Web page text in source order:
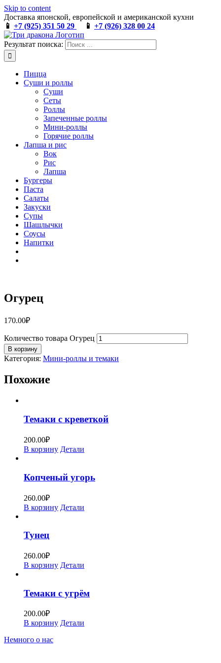
Skip to content
Доставка японской, европейской и американской кухни
📱 +7 (925) 351 50 29 📱 +7 (926) 328 00 24
Результат поиска:
Пицца
Суши и роллы
Суши
Сеты
Роллы
Запеченные роллы
Мини-роллы
Горячие роллы
Лапша и рис
Вок
Рис
Лапша
Бургеры
Паста
Салаты
Закуски
Супы
Шашлычки
Соусы
Напитки
Огурец
170.00₽
Количество товара Огурец
В корзину
Категория: Мини-роллы и темаки
Похожие
Темаки с креветкой
200.00₽
В корзину Детали
Копченый угорь
260.00₽
В корзину Детали
Тунец
260.00₽
В корзину Детали
Темаки с угрём
200.00₽
В корзину Детали
Немного о нас